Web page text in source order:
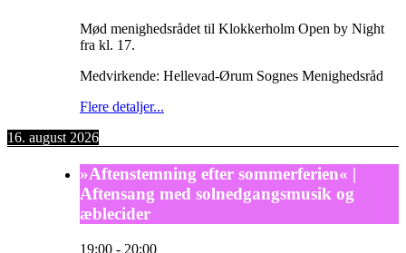
Mød menighedsrådet til Klokkerholm Open by Night
fra kl. 17.
Medvirkende: Hellevad-Ørum Sognes Menighedsråd
Flere detaljer...
16. august 2026
»Aftenstemning efter sommerferien« |
Aftensang med solnedgangsmusik og
æblecider
19:00 - 20:00